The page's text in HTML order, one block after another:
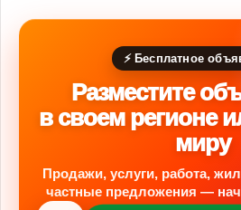
⚡ Бесплатное
Разместите
в своем регионе
миру
Продажи, услуги, работа,
частные предложения —